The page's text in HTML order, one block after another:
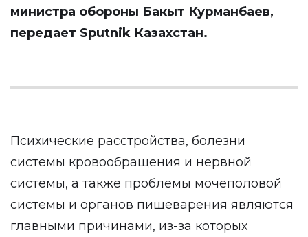
министра обороны Бакыт Курманбаев,
передает Sputnik Казахстан.
Психические расстройства, болезни
системы кровообращения и нервной
системы, а также проблемы мочеполовой
системы и органов пищеварения являются
главными причинами, из-за которых